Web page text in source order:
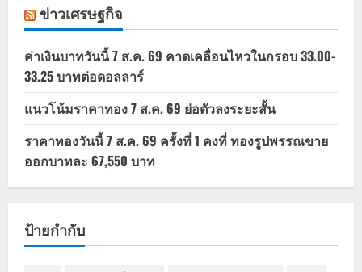
ข่าวเศรษฐกิจ
ค่าเงินบาทวันนี้ 7 ส.ค. 69 คาดเคลื่อนไหวในกรอบ 33.00-
33.25 บาทต่อดอลลาร์
แนวโน้มราคาทอง 7 ส.ค. 69 ย่อตัวลงระยะสั้น
ราคาทองวันนี้ 7 ส.ค. 69 ครั้งที่ 1 คงที่ ทองรูปพรรณขาย
ออกบาทละ 67,550 บาท
ป้ายกำกับ